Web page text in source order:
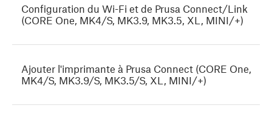
Configuration du Wi-Fi et de Prusa Connect/Link
(CORE One, MK4/S, MK3.9, MK3.5, XL, MINI/+)
Ajouter l'imprimante à Prusa Connect (CORE One,
MK4/S, MK3.9/S, MK3.5/S, XL, MINI/+)